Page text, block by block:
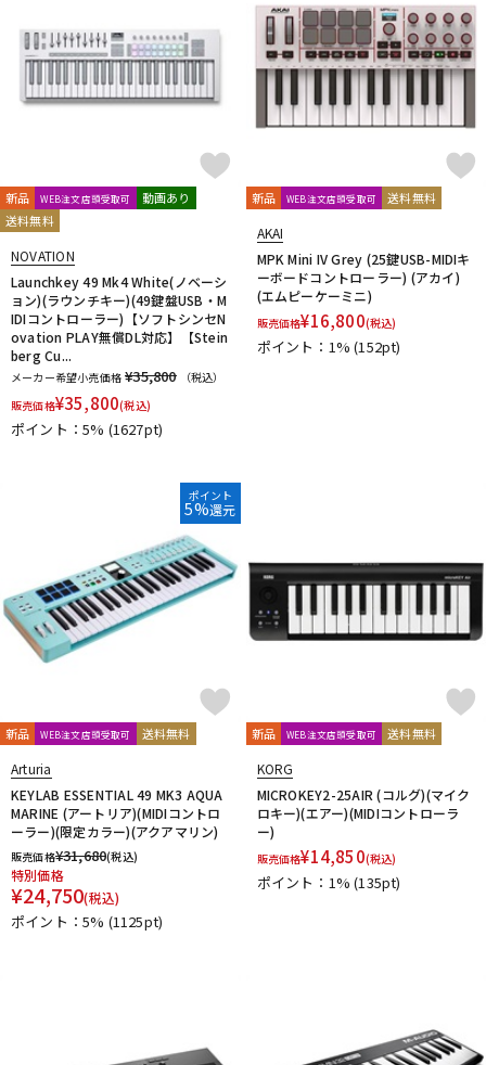
新品 WEB注文店頭受取可
動画あり
送料無料
NOVATION
Launchkey 49 Mk4 White(ノベーシ
ョン)(ラウンチキー)(49鍵盤USB・M
IDIコントローラー)【ソフトシンセN
ovation PLAY無償DL対応】【Stein
berg Cu...
メーカー希望小売価格 ¥35,800
（税込）
販売価格¥35,800(税込)
ポイント：5% (1627pt)
新品 WEB注文店頭受取可 送料無料
AKAI
MPK Mini IV Grey (25鍵USB-MIDIキ
ーボードコントローラー) (アカイ)
(エムピーケーミニ)
販売価格¥16,800(税込)
ポイント：1%(152pt)
ポイント
5%還元
新品 WEB注文店頭受取可 送料無料
Arturia
KEYLAB ESSENTIAL 49 MK3 AQUA
MARINE (アートリア)(MIDIコントロ
ーラー)(限定カラー)(アクアマリン)
販売価格¥31,680(税込)
特別価格
¥24,750(税込)
ポイント：5% (1125pt)
新品 WEB注文店頭受取可 送料無料
KORG
MICROKEY2-25AIR (コルグ)(マイク
ロキー)(エアー)(MIDIコントローラ
ー)
販売価格¥14,850(税込)
ポイント：1%(135pt)